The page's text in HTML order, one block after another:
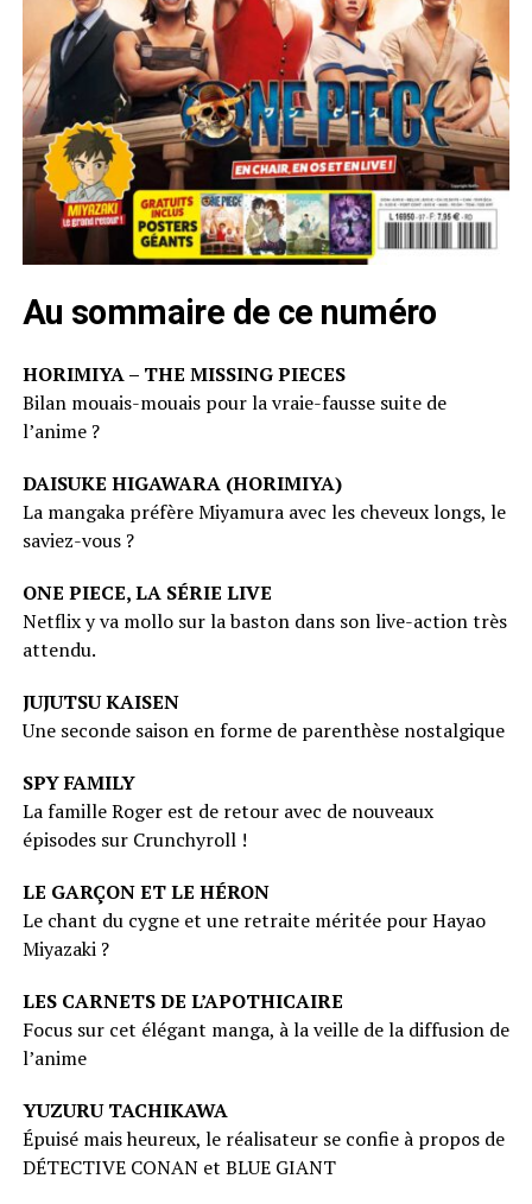
Au sommaire de ce numéro
HORIMIYA – THE MISSING PIECES
Bilan mouais-mouais pour la vraie-fausse suite de
l’anime ?
DAISUKE HIGAWARA (HORIMIYA)
La mangaka préfère Miyamura avec les cheveux longs, le
saviez-vous ?
ONE PIECE, LA SÉRIE LIVE
Netflix y va mollo sur la baston dans son live-action très
attendu.
JUJUTSU KAISEN
Une seconde saison en forme de parenthèse nostalgique
SPY FAMILY
La famille Roger est de retour avec de nouveaux
épisodes sur Crunchyroll !
LE GARÇON ET LE HÉRON
Le chant du cygne et une retraite méritée pour Hayao
Miyazaki ?
LES CARNETS DE L’APOTHICAIRE
Focus sur cet élégant manga, à la veille de la diffusion de
l’anime
YUZURU TACHIKAWA
Épuisé mais heureux, le réalisateur se confie à propos de
DÉTECTIVE CONAN et BLUE GIANT